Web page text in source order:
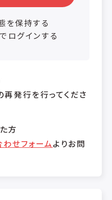
を保持する
ログインする
再発行を行ってくださ
方
せフォームよりお問